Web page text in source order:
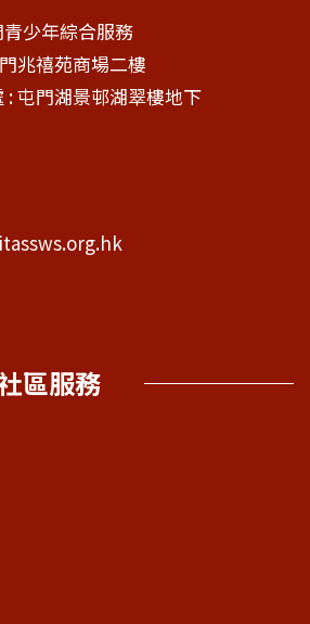
少年綜合服務
兆禧苑商場二樓
: 屯門湖景邨湖翠樓地下
區服務